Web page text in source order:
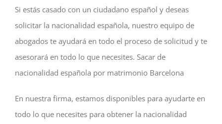
Si estás casado con un ciudadano español y deseas
solicitar la nacionalidad española, nuestro equipo de
abogados te ayudará en todo el proceso de solicitud y te
asesorará en todo lo que necesites. Sacar de
nacionalidad española por matrimonio Barcelona
En nuestra firma, estamos disponibles para ayudarte en
todo lo que necesites para obtener la nacionalidad